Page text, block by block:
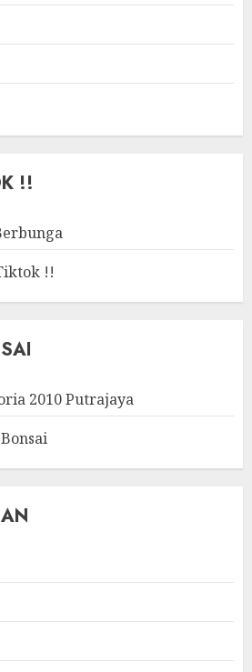
!!
!!
2010 Putrajaya